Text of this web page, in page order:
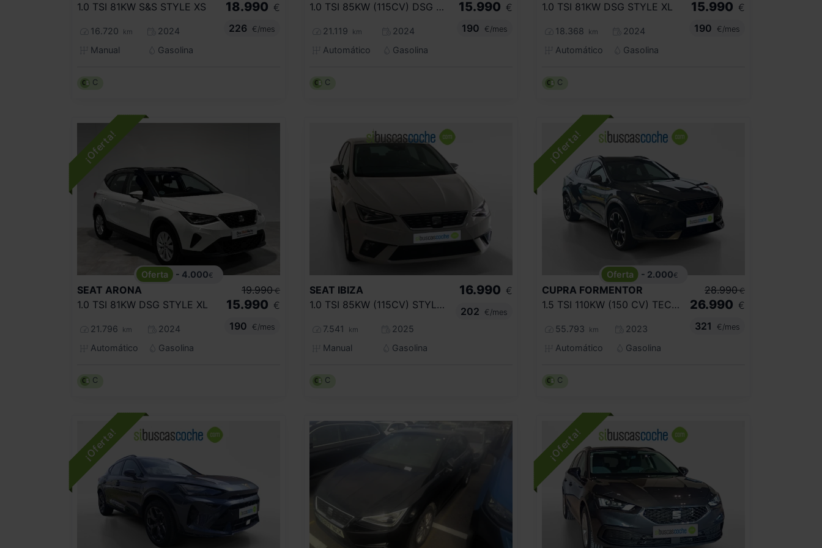
1.0 TSI 81KW S&S STYLE XS
16.720 km
2024
Manual
Gasolina
18.990 €
226
€/mes
C
1.0 TSI 85KW (115CV) DSG STYLE XL
21.119 km
2024
Automático
Gasolina
15.990 €
190
€/mes
C
1.0 TSI 81KW DSG STYLE XL
18.368 km
2024
Automático
Gasolina
15.990 €
190
€/mes
C
- 4.000€
SEAT ARONA
1.0 TSI 81KW DSG STYLE XL
21.796 km
2024
Automático
Gasolina
19.990 €
15.990 €
190
€/mes
C
SEAT IBIZA
1.0 TSI 85KW (115CV) STYLE XL
7.541 km
2025
Manual
Gasolina
16.990 €
202
€/mes
C
- 2.000€
CUPRA FORMENTOR
1.5 TSI 110KW (150 CV) TECH EDITION DSG
55.793 km
2023
Automático
Gasolina
28.990 €
26.990 €
321
€/mes
C